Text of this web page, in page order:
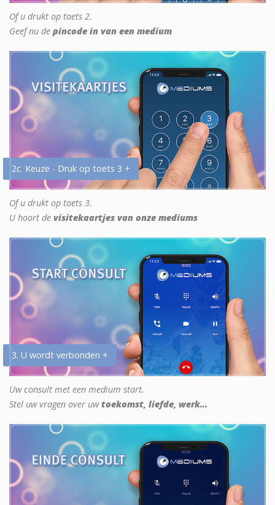
Of u drukt op toets 2.
Geef nu de pincode in van een medium
2c. Keuze - Druk op toets 3 +
Of u drukt op toets 3.
U hoort de visitekaartjes van onze mediums
3. U wordt verbonden +
Uw consult met een medium start.
Stel uw vragen over uwtoekomst, liefde, werk...